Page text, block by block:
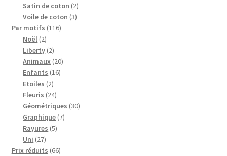
produits
Satin de coton 22
produits
Voile de coton 33
Par motifs 116116
Noël 22
produits
Liberty 22
produits
Animaux 2020
Enfants 1616
Etoiles 22
produits
Fleuris 2424
produits
Géométriques 3030
Graphique 77
Rayures 55
Uni 2727
produits
Prix réduits 6666